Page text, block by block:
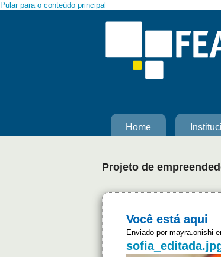
Pular para o conteúdo principal
Home
Projeto de
Você está aqui
Enviado por mayra.onishi